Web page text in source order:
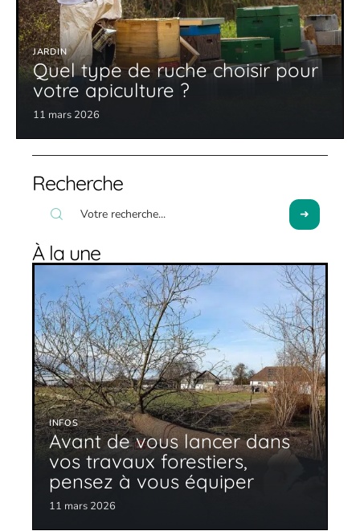
JARDIN
Quel type de ruche choisir pour
votre apiculture ?
11 mars 2026
Recherche
À la une
INFOS
Avant de vous lancer dans
vos travaux forestiers,
pensez à vous équiper
11 mars 2026